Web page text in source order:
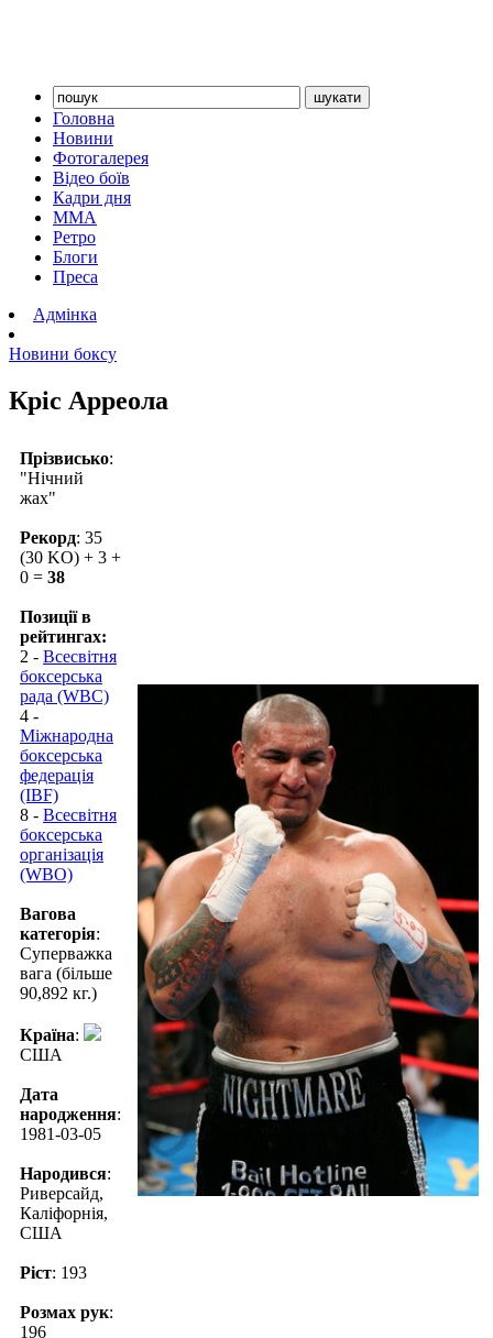
Головна
Новини
Фотогалерея
Відео боїв
Кадри дня
ММА
Ретро
Блоги
Преса
Адмінка
Новини боксу
Кріс Арреола
Прізвисько:
"Нічний
жах"
Рекорд: 35
(30 KO) + 3 +
0 = 38
Позиції в
рейтингах:
2 - Всесвітня
боксерська
рада (WBC)
4 -
Міжнародна
боксерська
федерація
(IBF)
8 - Всесвітня
боксерська
організація
(WBO)
Вагова
категорія:
Суперважка
вага (більше
90,892 кг.)
Країна:
США
Дата
народження:
1981-03-05
Народився:
Риверсайд,
Каліфорнія,
США
Ріст: 193
Розмах рук:
196